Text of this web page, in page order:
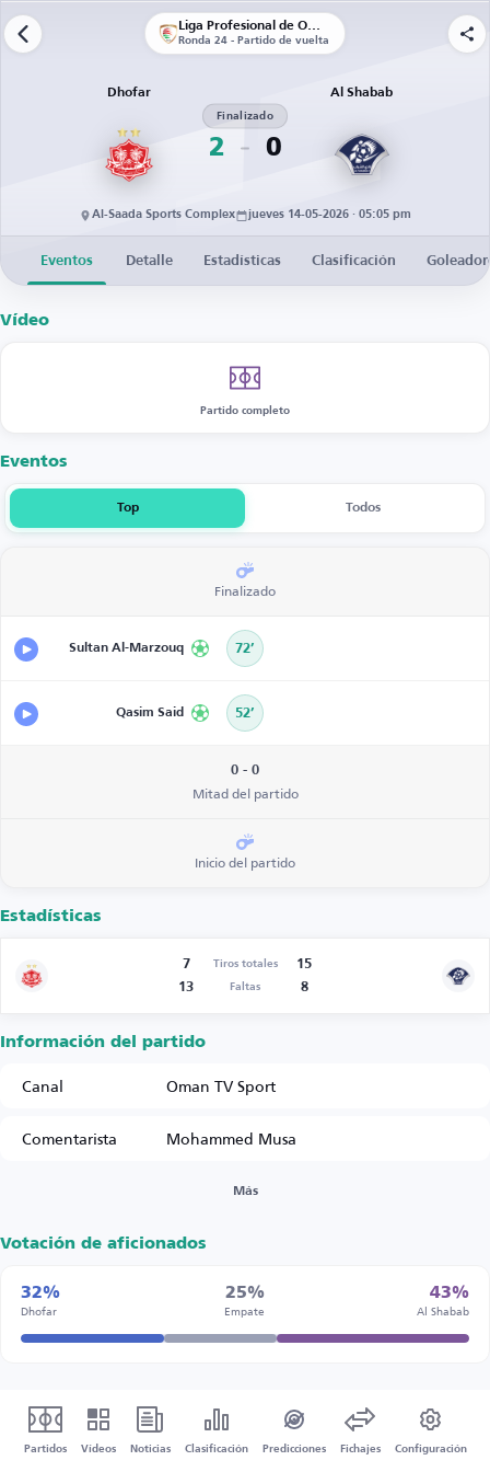
Liga Profesional de Omán
Ronda 24 - Partido de vuelta
Dhofar
2
Finalizado
0
Al Shabab
Al-Saada Sports Complex jueves 14-05-2026 · 05:05 pm
Eventos Detalle Estadísticas Clasificación
Vídeo
Partido completo
Eventos
Top Todos
Finalizado
Sultan Al-Marzouq 72’
Qasim Said 52’
0 - 0
Mitad del partido
Inicio del partido
Estadísticas
7 Tiros totales
15
13
Faltas 8
Información del partido
Canal
Oman TV Sport
Comentarista
Mohammed Musa
Más
Votación de aficionados
32%
Dhofar
25%
Empate
43%
Al Shabab
Partidos Vídeos Noticias Clasificación Predicciones Fichajes Configuración